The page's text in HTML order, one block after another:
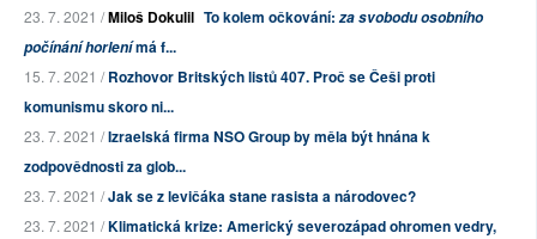
23. 7. 2021 /Miloš Dokulil To kolem očkování:za svobodu osobního
počínání horlenímá f...
15. 7. 2021 /Rozhovor Britských listů 407. Proč se Češi proti
komunismu skoro ni...
23. 7. 2021 /Izraelská firma NSO Group by měla být hnána k
zodpovědnosti za glob...
23. 7. 2021 /Jak se z levičáka stane rasista a národovec?
23. 7. 2021 /Klimatická krize: Americký severozápad ohromen vedry,